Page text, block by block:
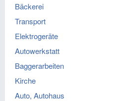
Bäckerei
Transport
Elektrogeräte
Autowerkstatt
Baggerarbeiten
Kirche
Auto, Autohaus